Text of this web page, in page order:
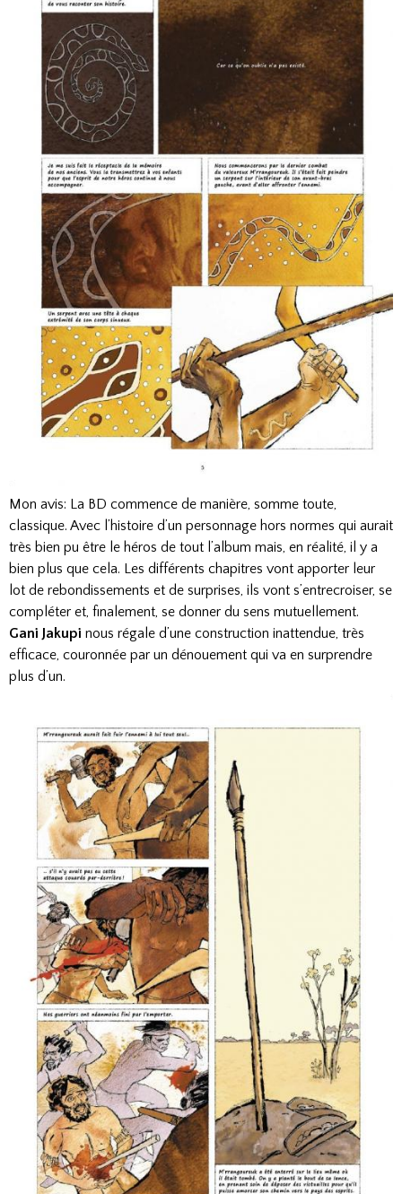
Mon avis: La BD commence de manière, somme toute,
classique. Avec l’histoire d’un personnage hors normes qui aurait
très bien pu être le héros de tout l’album mais, en réalité, il y a
bien plus que cela. Les différents chapitres vont apporter leur
lot de rebondissements et de surprises, ils vont s’entrecroiser, se
compléter et, finalement, se donner du sens mutuellement.
Gani Jakupi nous régale d’une construction inattendue, très
efficace, couronnée par un dénouement qui va en surprendre
plus d’un.